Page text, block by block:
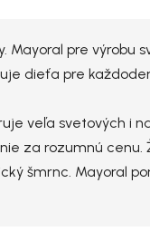
Mayoral pre
dieťa pre
veľa svetových i
za rozumnú
šmrnc. Mayoral